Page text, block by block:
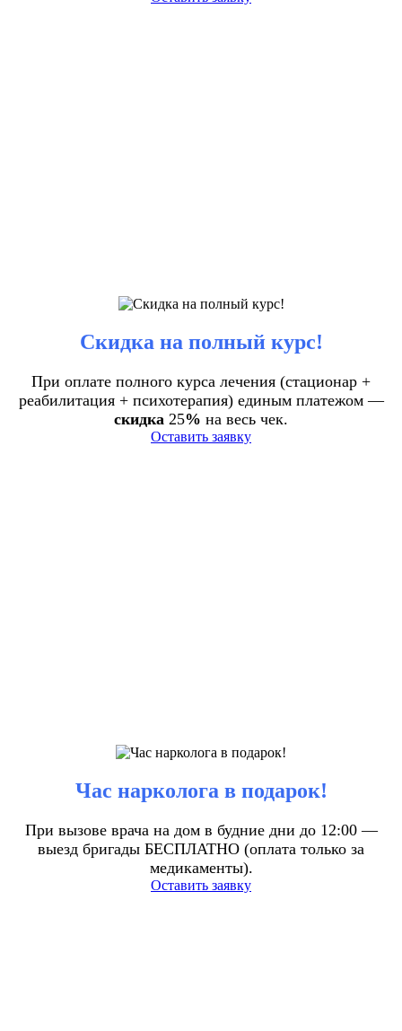
Скидка на полный курс!
При оплате полного курса лечения (стационар +
реабилитация + психотерапия) единым платежом —
скидка 25% на весь чек.
Оставить заявку
Час нарколога в подарок!
При вызове врача на дом в будние дни до 12:00 —
выезд бригады БЕСПЛАТНО (оплата только за
медикаменты).
Оставить заявку